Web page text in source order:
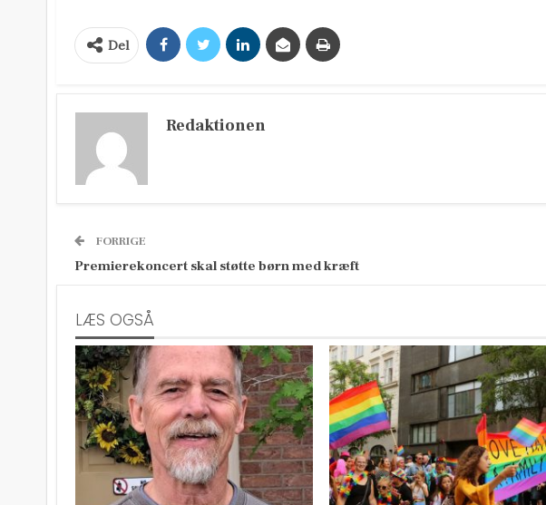
Del
Redaktionen
FORRIGE
Premierekoncert skal støtte børn med kræft
LÆS OGSÅ